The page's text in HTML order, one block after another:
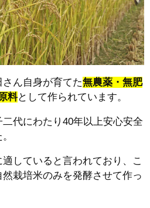
ん自身が育てた無農薬・無肥
料として作られています。
代にわたり40年以上安心安全
していると言われており、こ
栽培米のみを発酵させて作っ